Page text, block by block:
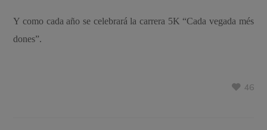
Y como cada año se celebrará la carrera 5K “Cada vegada més
dones”.
46